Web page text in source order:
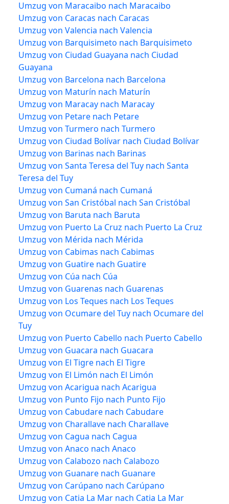
Umzug von Maracaibo nach Maracaibo
Umzug von Caracas nach Caracas
Umzug von Valencia nach Valencia
Umzug von Barquisimeto nach Barquisimeto
Umzug von Ciudad Guayana nach Ciudad
Guayana
Umzug von Barcelona nach Barcelona
Umzug von Maturín nach Maturín
Umzug von Maracay nach Maracay
Umzug von Petare nach Petare
Umzug von Turmero nach Turmero
Umzug von Ciudad Bolívar nach Ciudad Bolívar
Umzug von Barinas nach Barinas
Umzug von Santa Teresa del Tuy nach Santa
Teresa del Tuy
Umzug von Cumaná nach Cumaná
Umzug von San Cristóbal nach San Cristóbal
Umzug von Baruta nach Baruta
Umzug von Puerto La Cruz nach Puerto La Cruz
Umzug von Mérida nach Mérida
Umzug von Cabimas nach Cabimas
Umzug von Guatire nach Guatire
Umzug von Cúa nach Cúa
Umzug von Guarenas nach Guarenas
Umzug von Los Teques nach Los Teques
Umzug von Ocumare del Tuy nach Ocumare del
Tuy
Umzug von Puerto Cabello nach Puerto Cabello
Umzug von Guacara nach Guacara
Umzug von El Tigre nach El Tigre
Umzug von El Limón nach El Limón
Umzug von Acarigua nach Acarigua
Umzug von Punto Fijo nach Punto Fijo
Umzug von Cabudare nach Cabudare
Umzug von Charallave nach Charallave
Umzug von Cagua nach Cagua
Umzug von Anaco nach Anaco
Umzug von Calabozo nach Calabozo
Umzug von Guanare nach Guanare
Umzug von Carúpano nach Carúpano
Umzug von Catia La Mar nach Catia La Mar